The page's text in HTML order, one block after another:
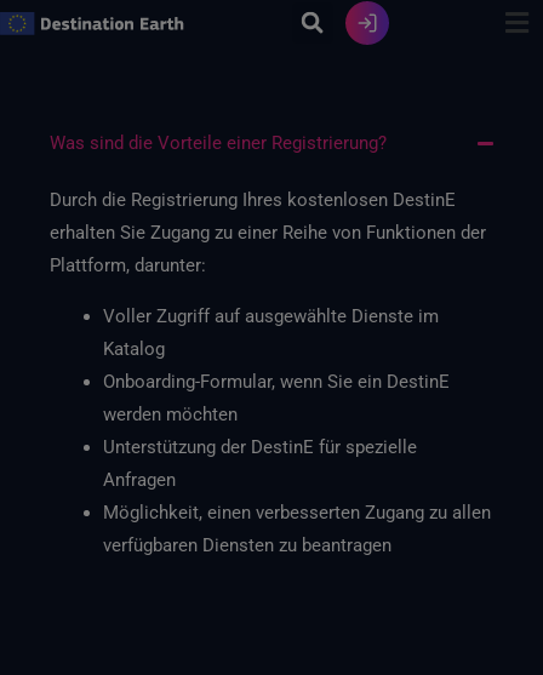
Zum
Was sind die Vorteile einer Registrierung?
Durch die Registrierung Ihres kostenlosen DestinE
erhalten Sie Zugang zu einer Reihe von Funktionen der
Plattform, darunter:
Voller Zugriff auf ausgewählte Dienste im
Katalog
Onboarding-Formular, wenn Sie ein DestinE
werden möchten
Unterstützung der DestinE für spezielle
Anfragen
Möglichkeit, einen verbesserten Zugang zu allen
verfügbaren Diensten zu beantragen